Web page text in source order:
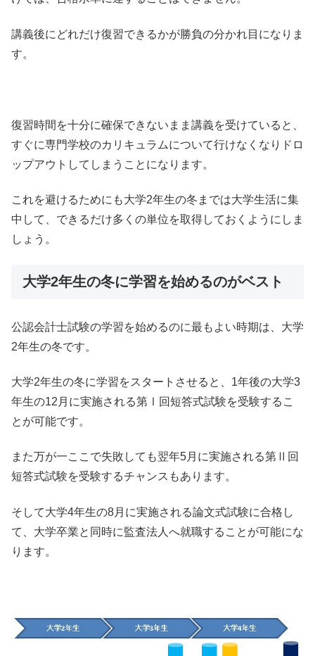
講義後にどれだけ復習できるかが勝負の分かれ目になりま
す。
復習時間を十分に確保できないまま講義を受けていると、
すぐに専門学校のカリキュラムについて行けなくなりドロ
ップアウトしてしまうことになります。
これを避けるためにも大学2年生の冬までは大学生活に集
中して、できるだけ多くの単位を取得しておくようにしま
しょう。
大学2年生の冬に学習を始めるのがベスト
公認会計士試験の学習を始めるのに最もよい時期は、大学
2年生の冬です。
大学2年生の冬に学習をスタートさせると、1年後の大学3
年生の12月に実施される第Ⅰ回短答式試験を受験するこ
とが可能です。
また万が一ここで失敗しても翌年5月に実施される第Ⅱ回
短答式試験を受験するチャンスもあります。
そして大学4年生の8月に実施される論文式試験に合格し
て、大学卒業と同時に監査法人へ就職することが可能にな
ります。